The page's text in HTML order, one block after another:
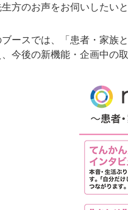
方のお声をお伺いしたい
ースでは、「患者・家族
今後の新機能・企画中の